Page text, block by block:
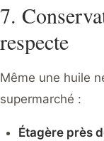
7.
respecte
Même une huile
supermarché :
Étagère près